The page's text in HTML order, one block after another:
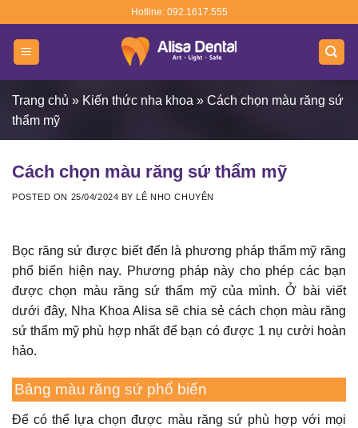
content
Hotline: 092.1617.555
Trang chủ » Kiến thức nha khoa » Cách chọn màu răng sứ
thẩm mỹ
Cách chọn màu răng sứ thẩm mỹ
POSTED ON 25/04/2024 BY LÊ NHO CHUYÊN
Bọc răng sứ được biết đến là phương pháp thẩm mỹ răng
phổ biến hiện nay. Phương pháp này cho phép các bạn
được chọn màu răng sứ thẩm mỹ của mình. Ở bài viết
dưới đây, Nha Khoa Alisa sẽ chia sẻ cách chọn màu răng
sứ thẩm mỹ phù hợp nhất để bạn có được 1 nụ cười hoàn
hảo.
Bảng màu răng sứ phổ biến
Để có thể lựa chọn được màu răng sứ phù hợp với mọi